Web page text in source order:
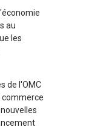
au
les
de l'OMC
commerce